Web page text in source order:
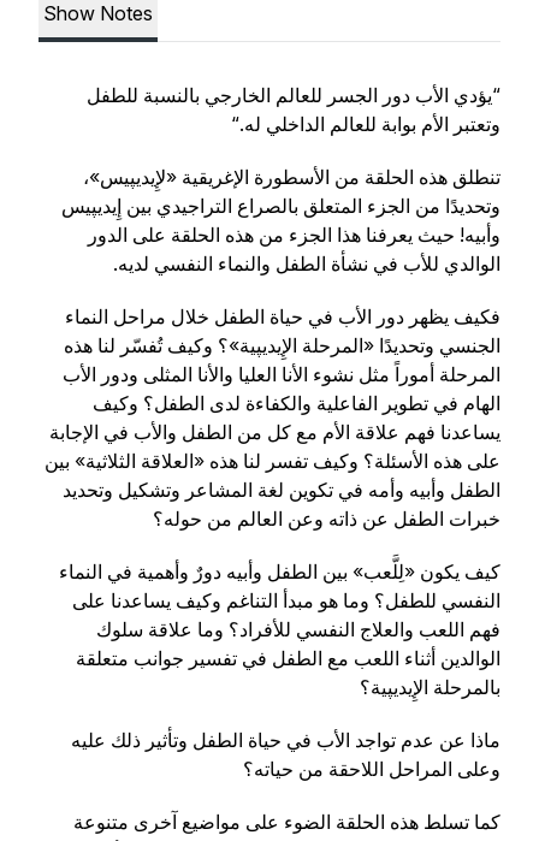
Show Notes
“يؤدي الأب دور الجسر للعالم الخارجي بالنسبة للطفل
وتعتبر الأم بوابة للعالم الداخلي له.“
تنطلق هذه الحلقة من الأسطورة الإغريقية «لإِيديپيس»،
وتحديدًا من الجزء المتعلق بالصراع التراجيدي بين إِيديپيس
وأبيه! حيث يعرفنا هذا الجزء من هذه الحلقة على الدور
الوالدي للأب في نشأة الطفل والنماء النفسي لديه.
فكيف يظهر دور الأب في حياة الطفل خلال مراحل النماء
الجنسي وتحديدًا «المرحلة الإِيديپية»؟ وكيف تُفسّر لنا هذه
المرحلة أموراً مثل نشوء الأنا العليا والأنا المثلى ودور الأب
الهام في تطوير الفاعلية والكفاءة لدى الطفل؟ وكيف
يساعدنا فهم علاقة الأم مع كل من الطفل والأب في الإجابة
على هذه الأسئلة؟ وكيف تفسر لنا هذه «العلاقة الثلاثية» بين
الطفل وأبيه وأمه في تكوين لغة المشاعر وتشكيل وتحديد
خبرات الطفل عن ذاته وعن العالم من حوله؟
كيف يكون «لِلَّعب» بين الطفل وأبيه دورٌ وأهمية في النماء
النفسي للطفل؟ وما هو مبدأ التناغم وكيف يساعدنا على
فهم اللعب والعلاج النفسي للأفراد؟ وما علاقة سلوك
الوالدين أثناء اللعب مع الطفل في تفسير جوانب متعلقة
بالمرحلة الإِيديپية؟
ماذا عن عدم تواجد الأب في حياة الطفل وتأثير ذلك عليه
وعلى المراحل اللاحقة من حياته؟
كما تسلط هذه الحلقة الضوء على مواضيع آخرى متنوعة